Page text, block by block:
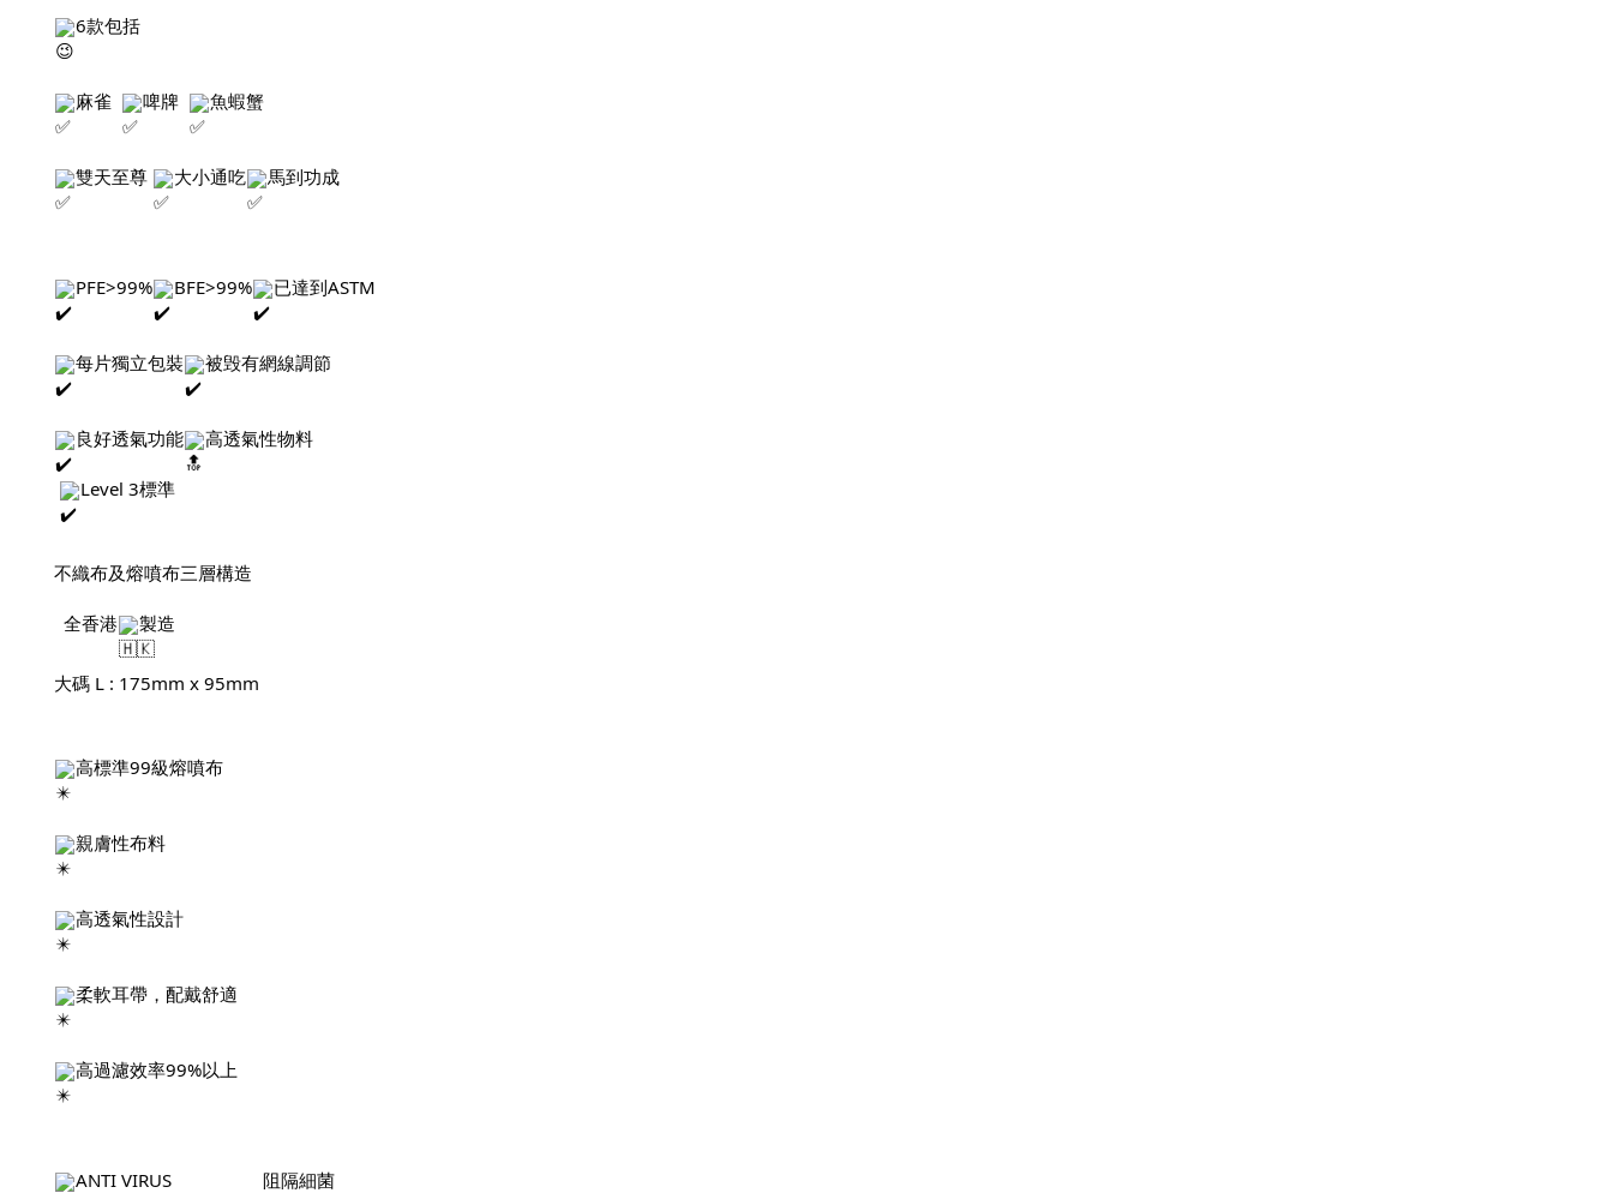
6款包括
麻雀 啤牌 魚蝦蟹
雙天至尊 大小通吃 馬到功成
PFE>99% BFE>99% 已達到ASTM
每片獨立包裝 被毁有網線調節
良好透氣功能 高透氣性物料
Level 3標準
不織布及熔噴布三層構造
  全香港
製造
大碼 L : 175mm x 95mm
高標準99級熔噴布
親膚性布料
高透氣性設計
柔軟耳帶，配戴舒適
高過濾效率99%以上
ANTI VIRUS                   阻隔細菌